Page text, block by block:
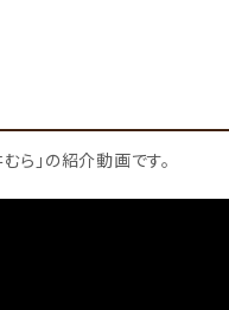
ら」の紹介動画です。